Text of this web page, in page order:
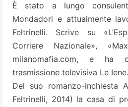
È stato a lungo
Mondadori e attualmente
Feltrinelli. Scrive su
Corriere Nazionale»,
milanomafia.com, e ha
trasmissione televisiva Le Iene.
Del suo romanzo-inchiesta
Feltrinelli, 2014) la casa di